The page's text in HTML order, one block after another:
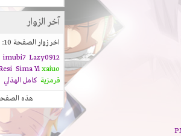
آخر الزوار
اخر زوار الصفحة 10:
imubi7
Lazy0912
Resi Sima Yixaiuo
قرمزية
كامل الهذلي
هذه